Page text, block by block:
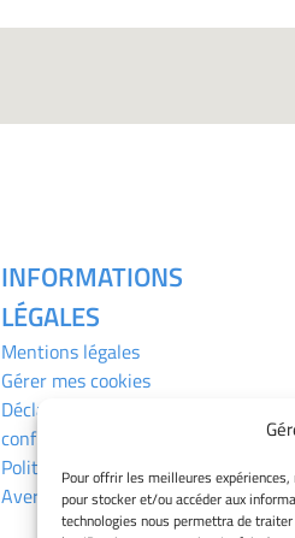
Pour offrir les meilleures
pour stocker et/ou accéder aux
technologies nous permettra de
INFORMATIONS
LÉGALES
Mentions légales
Gérer mes cookies
Déclaration de
confidentialité
Politique des cookies
Avertissement